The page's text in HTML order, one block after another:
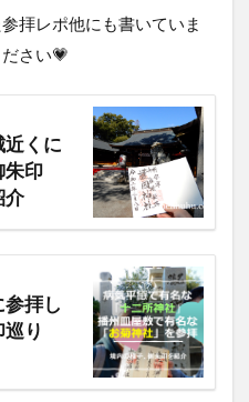
拝レポ他にも書いていま
さい💗
近くに
印
介
拝し
巡り